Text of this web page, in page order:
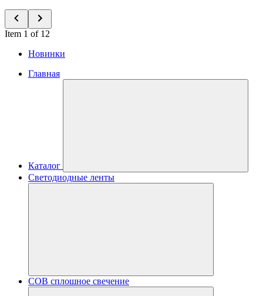
Item 1 of 12
Новинки
Главная
Каталог
Светодиодные ленты
COB сплошное свечение